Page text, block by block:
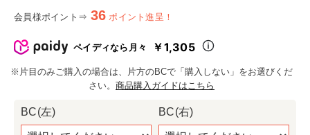
会員様ポイント⇒ 36 ポイント進呈！
ペイディなら月々 ￥1,305
※片目のみご購入の場合は、片方のBCで「購入しない」をお選びくだ
さい。 商品購入ガイドはこちら
BC(左) BC(右)